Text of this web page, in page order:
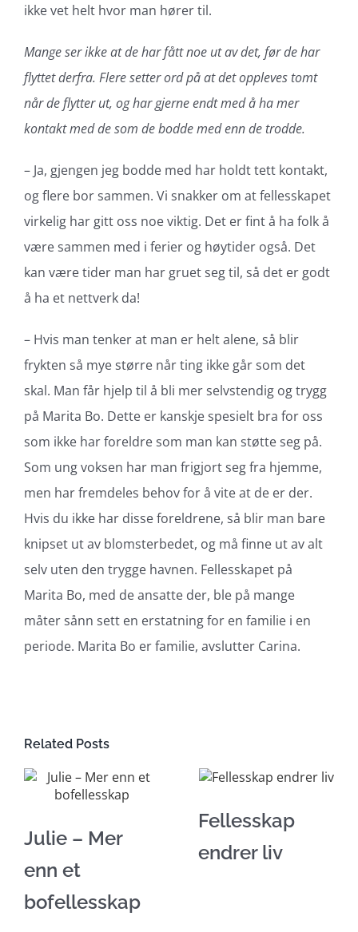
ikke vet helt hvor man hører til.
Mange ser ikke at de har fått noe ut av det, før de har
flyttet derfra. Flere setter ord på at det oppleves tomt
når de flytter ut, og har gjerne endt med å ha mer
kontakt med de som de bodde med enn de trodde.
– Ja, gjengen jeg bodde med har holdt tett kontakt,
og flere bor sammen. Vi snakker om at fellesskapet
virkelig har gitt oss noe viktig. Det er fint å ha folk å
være sammen med i ferier og høytider også. Det
kan være tider man har gruet seg til, så det er godt
å ha et nettverk da!
– Hvis man tenker at man er helt alene, så blir
frykten så mye større når ting ikke går som det
skal. Man får hjelp til å bli mer selvstendig og trygg
på Marita Bo. Dette er kanskje spesielt bra for oss
som ikke har foreldre som man kan støtte seg på.
Som ung voksen har man frigjort seg fra hjemme,
men har fremdeles behov for å vite at de er der.
Hvis du ikke har disse foreldrene, så blir man bare
knipset ut av blomsterbedet, og må finne ut av alt
selv uten den trygge havnen. Fellesskapet på
Marita Bo, med de ansatte der, ble på mange
måter sånn sett en erstatning for en familie i en
periode. Marita Bo er familie, avslutter Carina.
Related Posts
Julie – Mer
enn et
bofellesskap
Fellesskap
endrer liv